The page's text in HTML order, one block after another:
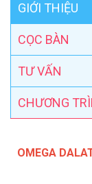
GIỚI THIỆU
CỌC BÀN
TƯ VẤN
CHƯƠNG
OMEGA